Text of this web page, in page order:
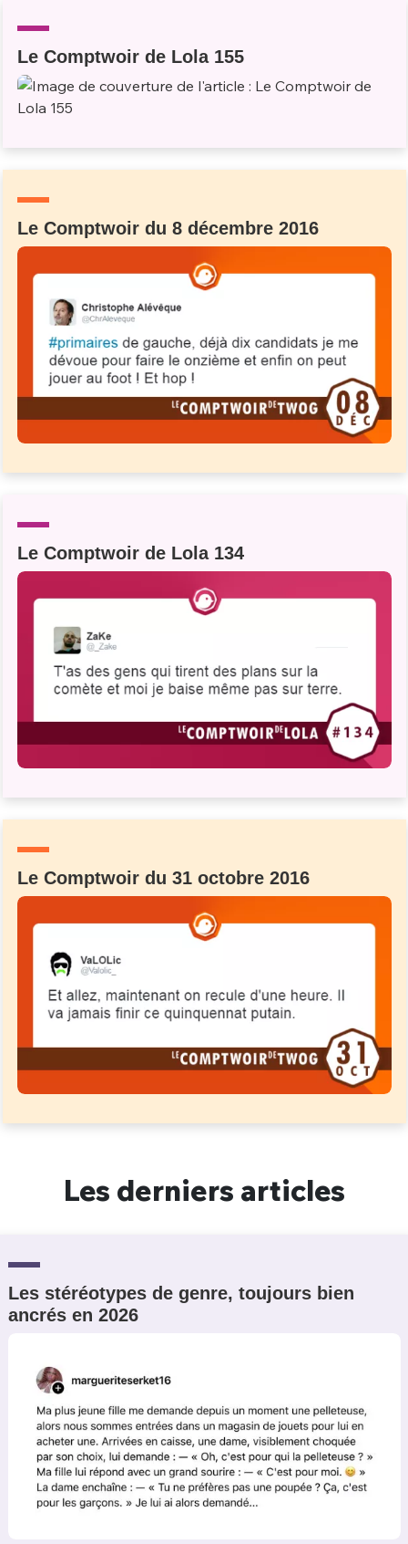
Le Comptwoir de Lola 155
Le Comptwoir du 8 décembre 2016
Le Comptwoir de Lola 134
Le Comptwoir du 31 octobre 2016
Les derniers articles
Les stéréotypes de genre, toujours bien
ancrés en 2026
Un Thread
C'EST PARTI